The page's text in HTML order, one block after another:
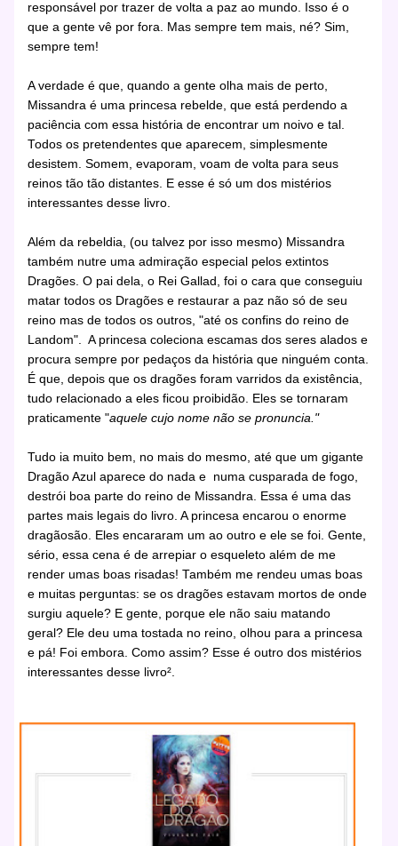
responsável por trazer de volta a paz ao mundo. Isso é o
que a gente vê por fora. Mas sempre tem mais, né? Sim,
sempre tem!
A verdade é que, quando a gente olha mais de perto,
Missandra é uma princesa rebelde, que está perdendo a
paciência com essa história de encontrar um noivo e tal.
Todos os pretendentes que aparecem, simplesmente
desistem. Somem, evaporam, voam de volta para seus
reinos tão tão distantes. E esse é só um dos mistérios
interessantes desse livro.
Além da rebeldia, (ou talvez por isso mesmo) Missandra
também nutre uma admiração especial pelos extintos
Dragões. O pai dela, o Rei Gallad, foi o cara que conseguiu
matar todos os Dragões e restaurar a paz não só de seu
reino mas de todos os outros, "até os confins do reino de
Landom". A princesa coleciona escamas dos seres alados e
procura sempre por pedaços da história que ninguém conta.
É que, depois que os dragões foram varridos da existência,
tudo relacionado a eles ficou proibidão. Eles se tornaram
praticamente "aquele cujo nome não se pronuncia."
Tudo ia muito bem, no mais do mesmo, até que um gigante
Dragão Azul aparece do nada e numa cusparada de fogo,
destrói boa parte do reino de Missandra. Essa é uma das
partes mais legais do livro. A princesa encarou o enorme
dragãosão. Eles encararam um ao outro e ele se foi. Gente,
sério, essa cena é de arrepiar o esqueleto além de me
render umas boas risadas! Também me rendeu umas boas
e muitas perguntas: se os dragões estavam mortos de onde
surgiu aquele? E gente, porque ele não saiu matando
geral? Ele deu uma tostada no reino, olhou para a princesa
e pá! Foi embora. Como assim? Esse é outro dos mistérios
interessantes desse livro².